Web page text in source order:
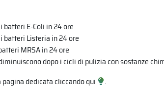
E-Coli in 24 ore
batteri Listeria in 24 ore
MRSA in 24 ore
dopo i cicli di pulizia con sostanze
dedicata cliccandoqui .